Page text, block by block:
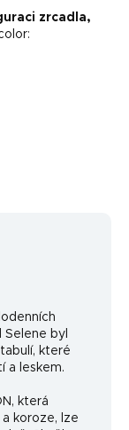
zrcadla,
Selene byl
které
a leskem.
která
koroze, lze